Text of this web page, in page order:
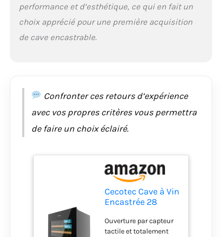
performance et d’esthétique, ce qui en fait un
choix apprécié pour une première acquisition
de cave encastrable.
Confronter ces retours d’expérience
avec vos propres critères vous permettra
de faire un choix éclairé.
Cecotec Cave à Vin
Encastrée 28
GrandSommelier
BI 28000. Cave à
Ouverture par capteur
tactile et totalement